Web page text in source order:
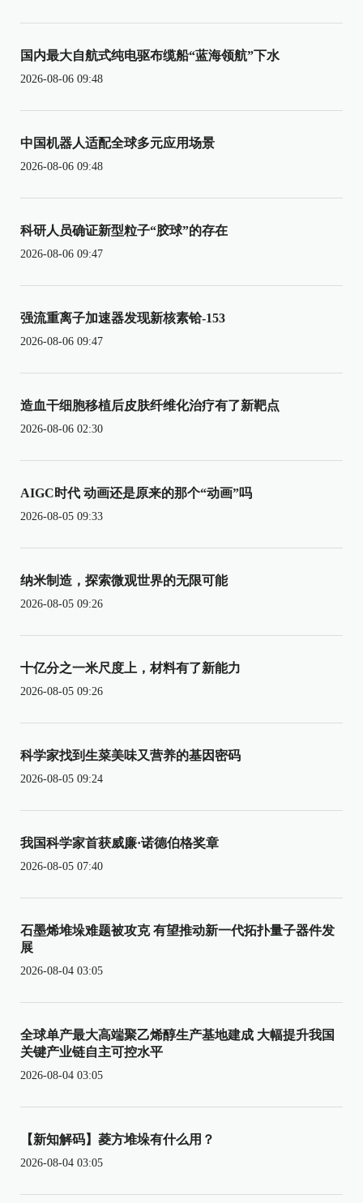
国内最大自航式纯电驱布缆船“蓝海领航”下水
2026-08-06 09:48
中国机器人适配全球多元应用场景
2026-08-06 09:48
科研人员确证新型粒子“胶球”的存在
2026-08-06 09:47
强流重离子加速器发现新核素铪-153
2026-08-06 09:47
造血干细胞移植后皮肤纤维化治疗有了新靶点
2026-08-06 02:30
AIGC时代 动画还是原来的那个“动画”吗
2026-08-05 09:33
纳米制造，探索微观世界的无限可能
2026-08-05 09:26
十亿分之一米尺度上，材料有了新能力
2026-08-05 09:26
科学家找到生菜美味又营养的基因密码
2026-08-05 09:24
我国科学家首获威廉·诺德伯格奖章
2026-08-05 07:40
石墨烯堆垛难题被攻克 有望推动新一代拓扑量子器件发
展
2026-08-04 03:05
全球单产最大高端聚乙烯醇生产基地建成 大幅提升我国
关键产业链自主可控水平
2026-08-04 03:05
【新知解码】菱方堆垛有什么用？
2026-08-04 03:05